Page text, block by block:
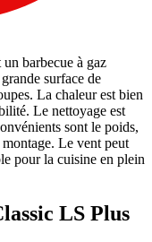
barbecue à gaz
surface de
La chaleur est bien
Le nettoyage est
sont le poids,
Le vent peut
pour la cuisine en plein
LS Plus